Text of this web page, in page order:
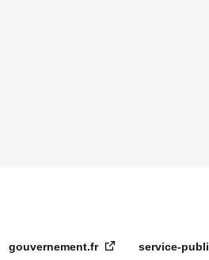
gouvernement.fr service-